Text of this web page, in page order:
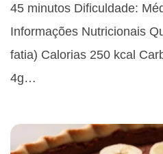
45 minutos Dificuldade:
Informações Nutricionais
fatia) Calorias 250 kcal
4g…